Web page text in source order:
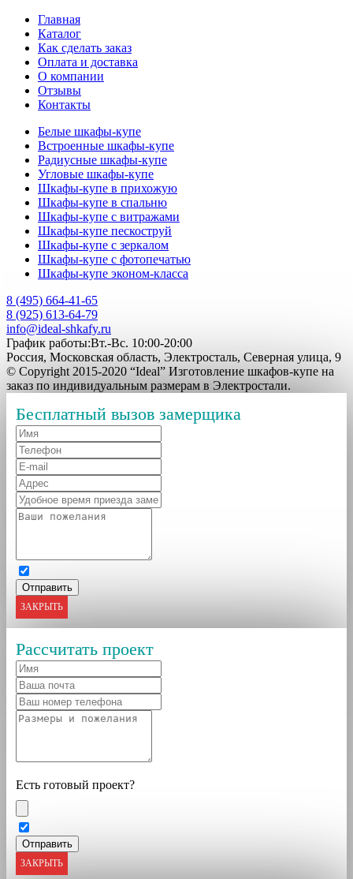
Главная
Каталог
Как сделать заказ
Оплата и доставка
О компании
Отзывы
Контакты
Белые шкафы-купе
Встроенные шкафы-купе
Радиусные шкафы-купе
Угловые шкафы-купе
Шкафы-купе в прихожую
Шкафы-купе в спальню
Шкафы-купе с витражами
Шкафы-купе пескоструй
Шкафы-купе с зеркалом
Шкафы-купе с фотопечатью
Шкафы-купе эконом-класса
8 (495) 664-41-65
8 (925) 613-64-79
info@ideal-shkafy.ru
График работы:Вт.-Вс. 10:00-20:00
Россия, Московская область, Электросталь, Северная улица, 9
© Copyright 2015-2020 “Ideal” Изготовление шкафов-купе на
заказ по индивидуальным размерам в Электростали.
Бесплатный вызов замерщика
ЗАКРЫТЬ
Рассчитать проект
Есть готовый проект?
ЗАКРЫТЬ